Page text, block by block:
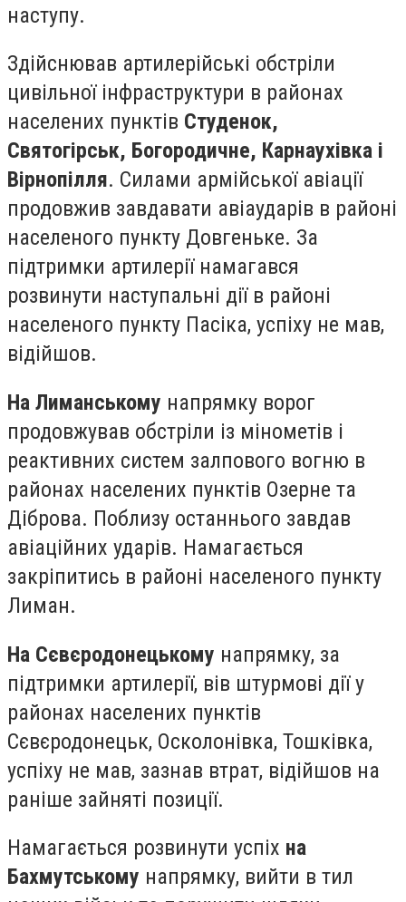
наступу.
Здійснював артилерійські обстріли
цивільної інфраструктури в районах
населених пунктів Студенок,
Святогірськ, Богородичне, Карнаухівка і
Вірнопілля. Силами армійської авіації
продовжив завдавати авіаударів в районі
населеного пункту Довгеньке. За
підтримки артилерії намагався
розвинути наступальні дії в районі
населеного пункту Пасіка, успіху не мав,
відійшов.
На Лиманському напрямку ворог
продовжував обстріли із мінометів і
реактивних систем залпового вогню в
районах населених пунктів Озерне та
Діброва. Поблизу останнього завдав
авіаційних ударів. Намагається
закріпитись в районі населеного пункту
Лиман.
На Сєвєродонецькому напрямку, за
підтримки артилерії, вів штурмові дії у
районах населених пунктів
Сєвєродонецьк, Осколонівка, Тошківка,
успіху не мав, зазнав втрат, відійшов на
раніше зайняті позиції.
Намагається розвинути успіх на
Бахмутському напрямку, вийти в тил